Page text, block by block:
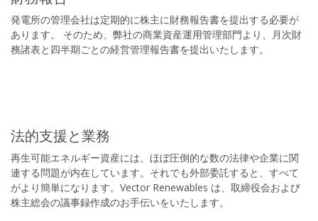
発電所の管理会社は定期的に株主に財務報告書を提出する必要が
あります。 そのため、弊社の商業資産運用管理部門より、月次財
務諸表と四半期ごとの経営管理報告書を提出いたします。
法的支援と業務
再生可能エネルギー資産には、ほぼ圧倒的な数の法律や企業に関
連する問題が内在しています。それでも外部委託すると、すべて
がより簡単になります。Vector Renewables は、取締役会および
株主総会の議事録作成のお手伝いをいたします。